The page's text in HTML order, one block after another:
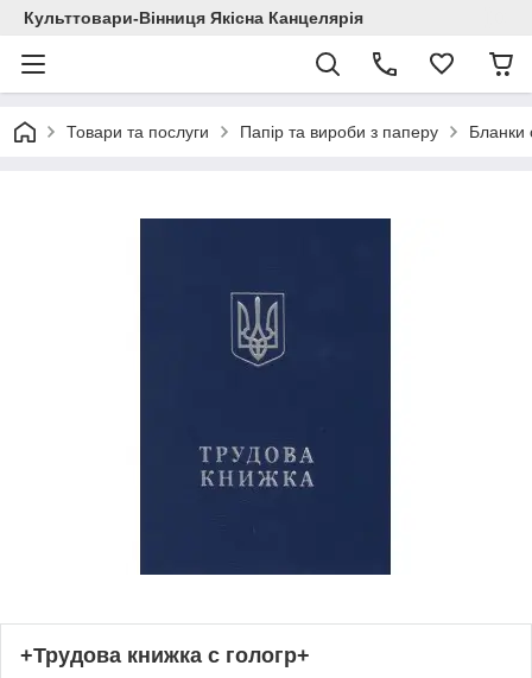
Культтовари-Вінниця Якісна Канцелярія
Товари та послуги Папір та вироби з паперу Бланки
+Трудова книжка с гологр+